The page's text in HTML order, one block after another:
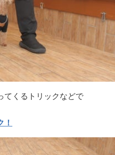
てくるトリックなどで
！